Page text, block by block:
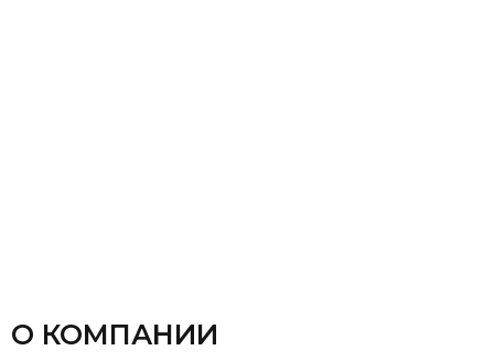
О КОМПАНИИ